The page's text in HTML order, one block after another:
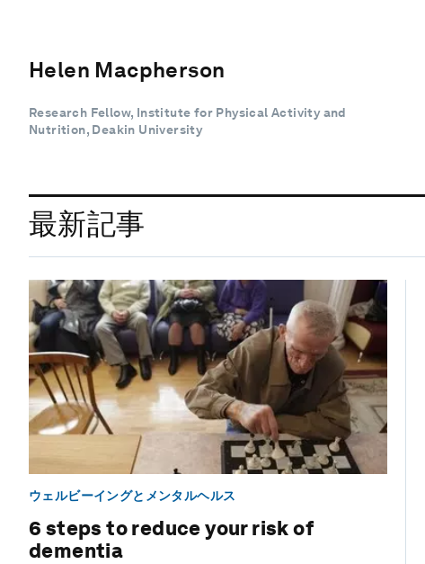
Helen Macpherson
Research Fellow, Institute for Physical Activity and
Nutrition, Deakin University
最新記事
ウェルビーイングとメンタルヘルス
6 steps to reduce your risk of
dementia